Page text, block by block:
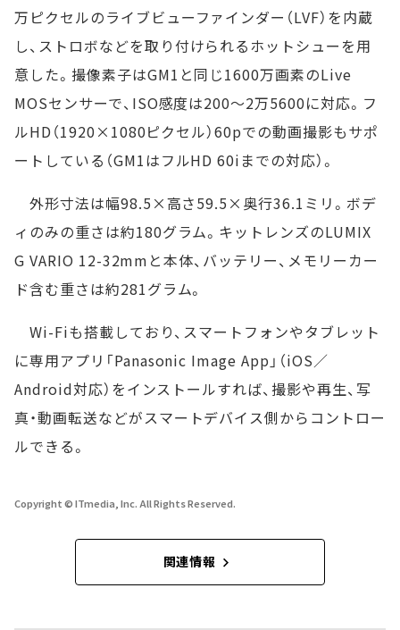
万ピクセルのライブビューファインダー（LVF）を内蔵
し、ストロボなどを取り付けられるホットシューを用
意した。撮像素子はGM1と同じ1600万画素のLive
MOSセンサーで、ISO感度は200～2万5600に対応。フ
ルHD（1920×1080ピクセル）60pでの動画撮影もサポ
ートしている（GM1はフルHD 60iまでの対応）。
外形寸法は幅98.5×高さ59.5×奥行36.1ミリ。ボデ
ィのみの重さは約180グラム。キットレンズのLUMIX
G VARIO 12-32mmと本体、バッテリー、メモリーカー
ド含む重さは約281グラム。
Wi-Fiも搭載しており、スマートフォンやタブレット
に専用アプリ「Panasonic Image App」（iOS／
Android対応）をインストールすれば、撮影や再生、写
真・動画転送などがスマートデバイス側からコントロー
ルできる。
Copyright © ITmedia, Inc. All Rights Reserved.
関連情報